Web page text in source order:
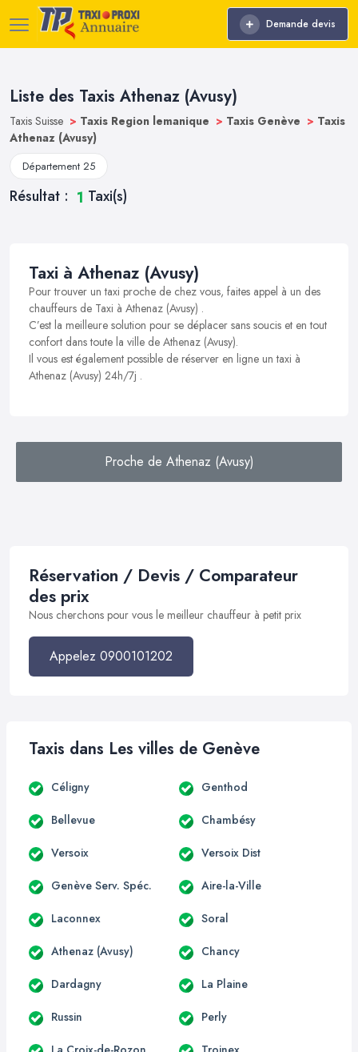
Demande devis
Liste des Taxis Athenaz (Avusy)
Taxis Suisse > Taxis Region lemanique > Taxis Genève > Taxis
Athenaz (Avusy)
Département 25
Résultat : 1 Taxi(s)
Taxi à Athenaz (Avusy)
Pour trouver un taxi proche de chez vous, faites appel à un des
chauffeurs de Taxi à Athenaz (Avusy) .
C’est la meilleure solution pour se déplacer sans soucis et en tout
confort dans toute la ville de Athenaz (Avusy).
Il vous est également possible de réserver en ligne un taxi à
Athenaz (Avusy) 24h/7j .
Proche de Athenaz (Avusy)
Réservation / Devis / Comparateur
des prix
Nous cherchons pour vous le meilleur chauffeur à petit prix
Appelez 0900101202
Taxis dans Les villes de Genève
Céligny Genthod
Bellevue Chambésy
Versoix Versoix Dist
Genève Serv. Spéc. Aire-la-Ville
Laconnex Soral
Athenaz (Avusy) Chancy
Dardagny La Plaine
Russin Perly